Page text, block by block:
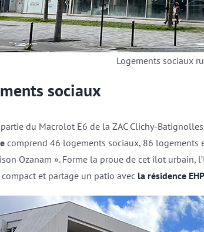
Logements sociaux
sociaux
du Macrolot E6 de la ZAC Clichy-
comprend 46 logements sociaux, 86 logements
Ozanam ». Forme la proue de cet îlot urbain,
et partage un patio avec la résidence